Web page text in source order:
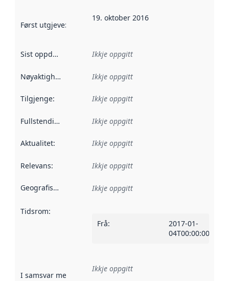
Først utgjeve:
19. oktober 2016
Sist oppdatert Ikkje oppgitt
Nøyaktigheit Ikkje oppgitt
Tilgjenge: Ikkje oppgitt
Fullstendigheit Ikkje oppgitt
Aktualitet: Ikkje oppgitt
Relevans: Ikkje oppgitt
Geografisk område Ikkje oppgitt
Tidsrom:
Frå:
2017-01-
04T00:00:00Z
I samsvar med Referanse til ei implementeringsregel eller
Ikkje oppgitt